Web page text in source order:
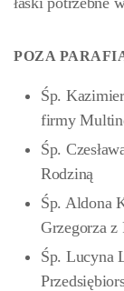
POZA
Śp.
firmy
Śp.
Rodziną
Śp. Aldona
Grzegorza
Śp. Lucyna